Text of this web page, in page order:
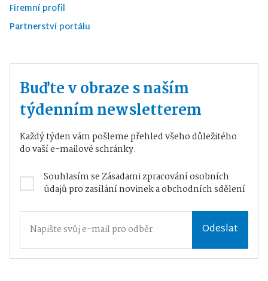
Firemní profil
Partnerství portálu
Buďte v obraze s naším
týdenním newsletterem
Každý týden vám pošleme přehled všeho důležitého
do vaší e-mailové schránky.
Souhlasím seZásadami zpracování osobních
údajůpro zasílání novinek a obchodních sdělení
Odeslat